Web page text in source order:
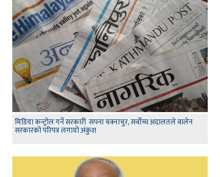
मिडिया कन्ट्रोल गर्ने सरकारी सपना चक्नाचुर, सर्वोच्च अदालतले वालेन
सरकारको परिपत्र लगायो अंकुश